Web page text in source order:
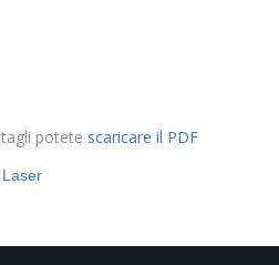
potete scaricare il PDF